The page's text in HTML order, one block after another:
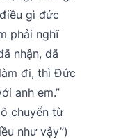
gì đức
phải nghĩ
nhận, đã
đi, thì Đức
anh em.”
chuyển từ
như vậy”)